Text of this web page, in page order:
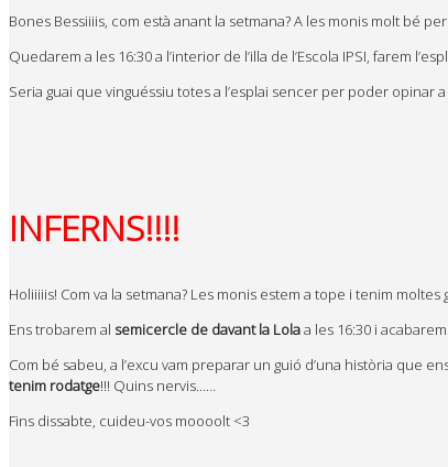
Bones Bessiiiis, com està anant la setmana? A les monis molt bé
Quedarem a les 16:30 a l’interior de l’illa de l’Escola IPSI, farem
Seria guai que vinguéssiu totes a l’esplai sencer per poder
INFERNS!!!!
Holiiiiis! Com va la setmana? Les monis estem a tope i tenim moltes
Ens trobarem al semicercle de davant la Lolaa les 16:30 i
Com bé sabeu, a l’excu vam preparar un guió d’una història que
tenim rodatge!!! Quins nervis……
Fins dissabte, cuideu-vos moooolt <3